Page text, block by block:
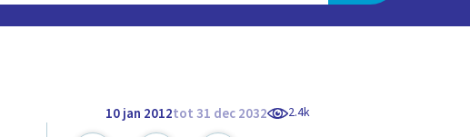
10 jan 2012tot 31 dec 2032 2.4k